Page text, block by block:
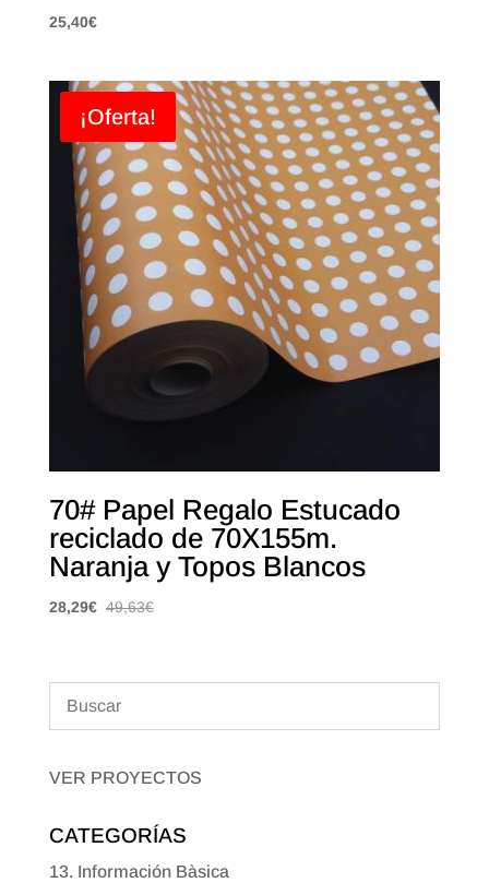
25,40€
¡Oferta!
70# Papel Regalo Estucado
reciclado de 70X155m.
Naranja y Topos Blancos
28,29€ 49,63€
VER PROYECTOS
CATEGORÍAS
13. Información Bàsica